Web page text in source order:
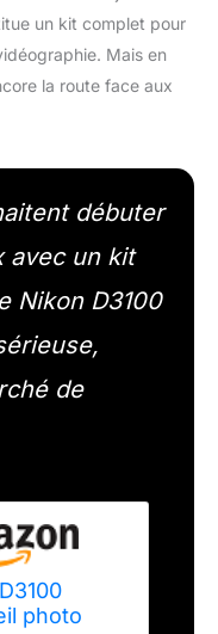
un kit complet pour
Mais en
la route face aux
débuter
avec un kit
Nikon D3100
de
photo